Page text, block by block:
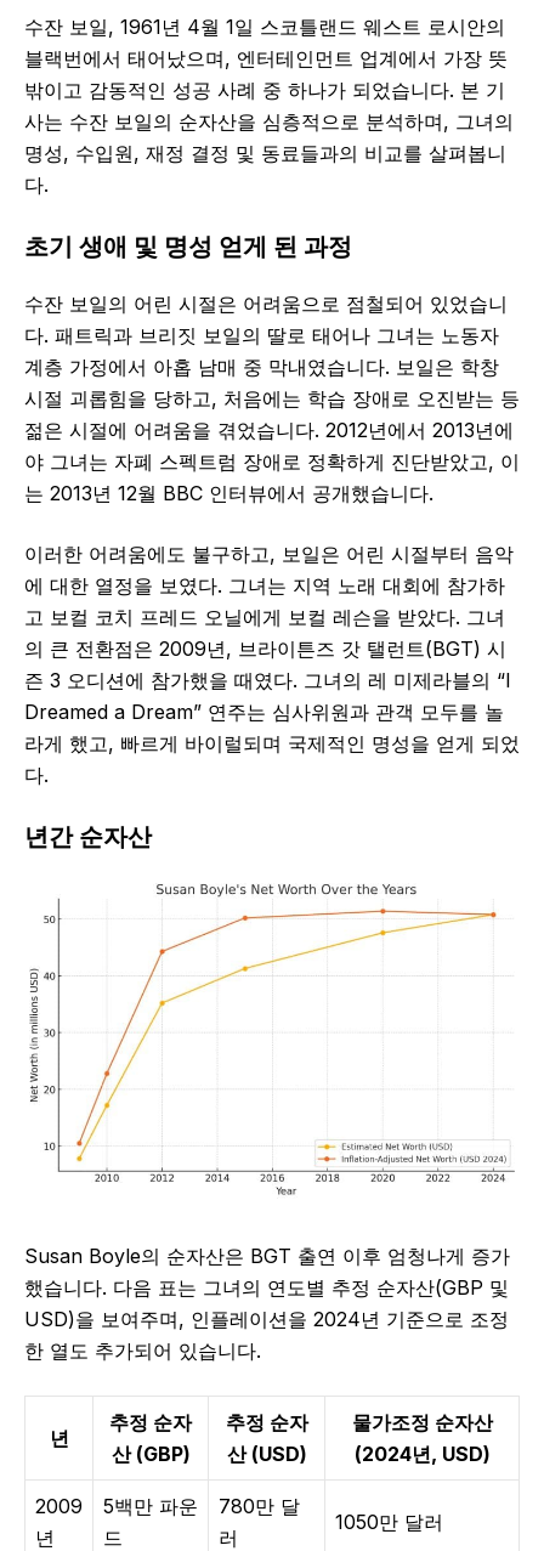
수잔 보일, 1961년 4월 1일 스코틀랜드 웨스트 로시안의
블랙번에서 태어났으며, 엔터테인먼트 업계에서 가장 뜻
밖이고 감동적인 성공 사례 중 하나가 되었습니다. 본 기
사는 수잔 보일의 순자산을 심층적으로 분석하며, 그녀의
명성, 수입원, 재정 결정 및 동료들과의 비교를 살펴봅니
다.
초기 생애 및 명성 얻게 된 과정
수잔 보일의 어린 시절은 어려움으로 점철되어 있었습니
다. 패트릭과 브리짓 보일의 딸로 태어나 그녀는 노동자
계층 가정에서 아홉 남매 중 막내였습니다. 보일은 학창
시절 괴롭힘을 당하고, 처음에는 학습 장애로 오진받는 등
젊은 시절에 어려움을 겪었습니다. 2012년에서 2013년에
야 그녀는 자폐 스펙트럼 장애로 정확하게 진단받았고, 이
는 2013년 12월 BBC 인터뷰에서 공개했습니다.
이러한 어려움에도 불구하고, 보일은 어린 시절부터 음악
에 대한 열정을 보였다. 그녀는 지역 노래 대회에 참가하
고 보컬 코치 프레드 오닐에게 보컬 레슨을 받았다. 그녀
의 큰 전환점은 2009년, 브라이튼즈 갓 탤런트(BGT) 시
즌 3 오디션에 참가했을 때였다. 그녀의 레 미제라블의 “I
Dreamed a Dream” 연주는 심사위원과 관객 모두를 놀
라게 했고, 빠르게 바이럴되며 국제적인 명성을 얻게 되었
다.
년간 순자산
Susan Boyle의 순자산은 BGT 출연 이후 엄청나게 증가
했습니다. 다음 표는 그녀의 연도별 추정 순자산(GBP 및
USD)을 보여주며, 인플레이션을 2024년 기준으로 조정
한 열도 추가되어 있습니다.
년
추정 순자
산 (GBP)
추정 순자
산 (USD)
물가조정 순자산
(2024년, USD)
2009
년
5백만 파운
드
780만 달
러
1050만 달러